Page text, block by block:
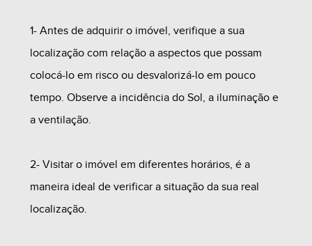
1- Antes de adquirir o imóvel, verifique a sua
localização com relação a aspectos que possam
colocá-lo em risco ou desvalorizá-lo em pouco
tempo. Observe a incidência do Sol, a iluminação e
a ventilação.
2- Visitar o imóvel em diferentes horários, é a
maneira ideal de verificar a situação da sua real
localização.